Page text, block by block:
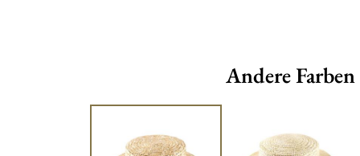
Andere Farben